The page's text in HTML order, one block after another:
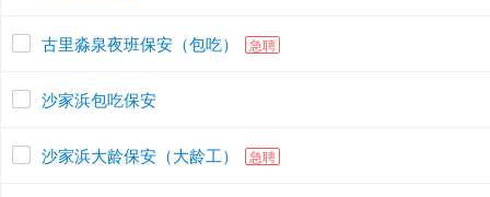
古里淼泉夜班保安（包吃） 急聘
沙家浜包吃保安
沙家浜大龄保安（大龄工） 急聘